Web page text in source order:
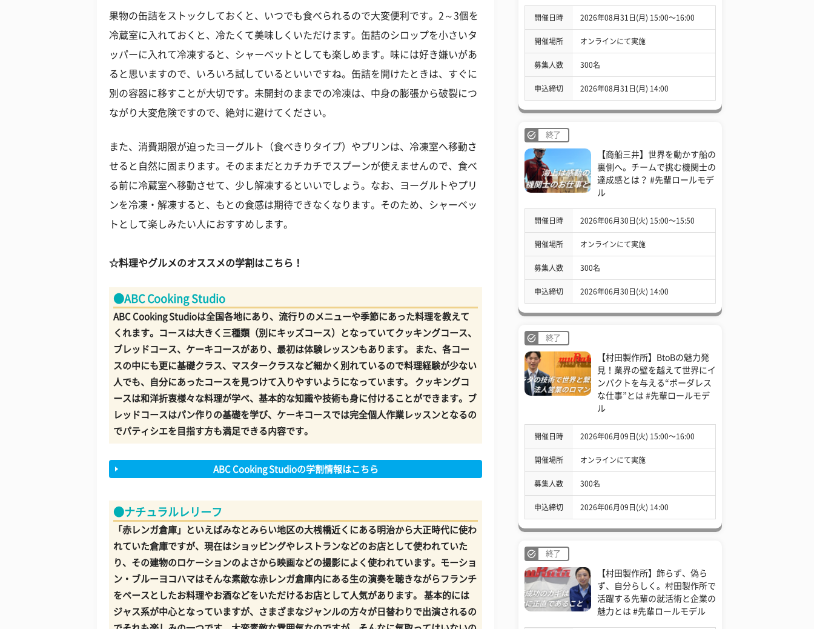
果物の缶詰をストックしておくと、いつでも食べられるので大変便利です。2～3個を
冷蔵室に入れておくと、冷たくて美味しくいただけます。缶詰のシロップを小さいタ
ッパーに入れて冷凍すると、シャーベットとしても楽しめます。味には好き嫌いがあ
ると思いますので、いろいろ試しているといいですね。缶詰を開けたときは、すぐに
別の容器に移すことが大切です。未開封のままでの冷凍は、中身の膨張から破裂につ
ながり大変危険ですので、絶対に避けてください。
また、消費期限が迫ったヨーグルト（食べきりタイプ）やプリンは、冷凍室へ移動さ
せると自然に固まります。そのままだとカチカチでスプーンが使えませんので、食べ
る前に冷蔵室へ移動させて、少し解凍するといいでしょう。なお、ヨーグルトやプリ
ンを冷凍・解凍すると、もとの食感は期待できなくなります。そのため、シャーベッ
トとして楽しみたい人におすすめします。
☆料理やグルメのオススメの学割はこちら！
●ABC Cooking Studio
ABC Cooking Studioは全国各地にあり、流行りのメニューや季節にあった料理を教えて
くれます。コースは大きく三種類（別にキッズコース）となっていてクッキングコース、
ブレッドコース、ケーキコースがあり、最初は体験レッスンもあります。 また、各コー
スの中にも更に基礎クラス、マスタークラスなど細かく別れているので料理経験が少ない
人でも、自分にあったコースを見つけて入りやすいようになっています。 クッキングコ
ースは和洋折衷様々な料理が学べ、基本的な知識や技術も身に付けることができます。ブ
レッドコースはパン作りの基礎を学び、ケーキコースでは完全個人作業レッスンとなるの
でパティシエを目指す方も満足できる内容です。
ABC Cooking Studioの学割情報はこちら
●ナチュラルレリーフ
「赤レンガ倉庫」といえばみなとみらい地区の大桟橋近くにある明治から大正時代に使わ
れていた倉庫ですが、現在はショッピングやレストランなどのお店として使われていた
り、その建物のロケーションのよさから映画などの撮影によく使われています。モーショ
ン・ブルーヨコハマはそんな素敵な赤レンガ倉庫内にある生の演奏を聴きながらフランチ
をベースとしたお料理やお酒などをいただけるお店として人気があります。 基本的には
ジャス系が中心となっていますが、さまざまなジャンルの方々が日替わりで出演されるの
開催日時 2026年08月31日(月) 15:00〜16:00
開催場所 オンラインにて実施
募集人数 300名
申込締切 2026年08月31日(月) 14:00
終了
【商船三井】世界を動かす船の
裏側へ。チームで挑む機関士の
達成感とは？ #先輩ロールモデ
ル
開催日時 2026年06月30日(火) 15:00〜15:50
開催場所 オンラインにて実施
募集人数 300名
申込締切 2026年06月30日(火) 14:00
終了
【村田製作所】BtoBの魅力発
見！業界の壁を越えて世界にイ
ンパクトを与える“ボーダレス
な仕事”とは #先輩ロールモデ
ル
開催日時 2026年06月09日(火) 15:00〜16:00
開催場所 オンラインにて実施
募集人数 300名
申込締切 2026年06月09日(火) 14:00
終了
【村田製作所】飾らず、偽ら
ず、自分らしく。村田製作所で
活躍する先輩の就活術と企業の
魅力とは #先輩ロールモデル